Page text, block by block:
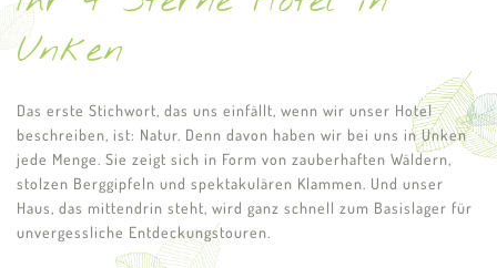
Unken
Das erste Stichwort, das uns einfällt, wenn wir unser Hotel
beschreiben, ist: Natur. Denn davon haben wir bei uns in Unken
jede Menge. Sie zeigt sich in Form von zauberhaften Wäldern,
stolzen Berggipfeln und spektakulären Klammen. Und unser
Haus, das mittendrin steht, wird ganz schnell zum Basislager für
unvergessliche Entdeckungstouren.